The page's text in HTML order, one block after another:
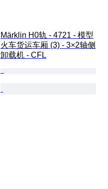
Märklin H0轨 - 4721 - 模型
火车货运车厢 (3) - 3×2轴侧
卸载机 - CFL